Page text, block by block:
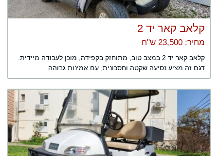
קלאב קאר יד 2
מחיר: 23,500 ש"ח
קלאב קאר יד 2 במצב טוב, מתוחזק בקפידה, מוכן לעבודה מיידית.
דגם זה מציע נסיעה שקטה וחסכונית, עם אמינות גבוהה ...